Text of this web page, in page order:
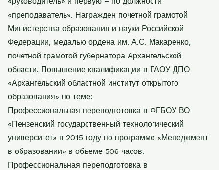
«преподаватель». Награжден почетной грамотой
Министерства образования и науки Российской
Федерации, медалью ордена им. А.С. Макаренко,
почетной грамотой губернатора Архангельской
области. Повышение квалификации в ГАОУ ДПО
«Архангельский областной институт открытого
образования» по теме:
Профессиональная переподготовка в ФГБОУ ВО
«Пензенский государственный технологический
университет» в 2015 году по программе «Менеджмент
в образовании» в объеме 506 часов.
Профессиональная переподготовка в